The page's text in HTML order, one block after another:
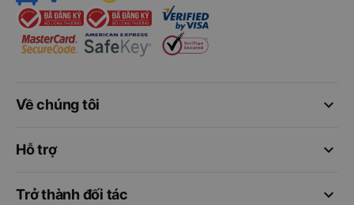
keyboard_arrow_down
Về chúng tôi
keyboard_arrow_down
Hỗ trợ
keyboard_arrow_down
Trở thành đối tác